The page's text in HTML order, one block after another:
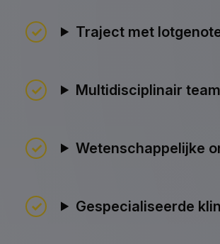
Traject met
Multidisciplinair team
Wetenschappelijke
Gespecialiseerde